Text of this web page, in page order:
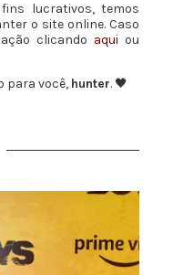
lucrativos, temos
o site online. Caso
clicando aqui ou
para você, hunter. 🖤